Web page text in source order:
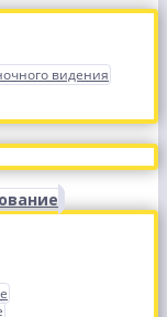
видения